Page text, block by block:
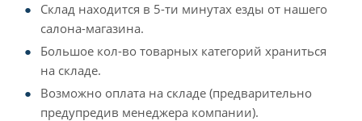
Склад находится в 5-ти минутах езды от нашего
салона-магазина.
Большое кол-во товарных категорий храниться
на складе.
Возможно оплата на складе (предварительно
предупредив менеджера компании).